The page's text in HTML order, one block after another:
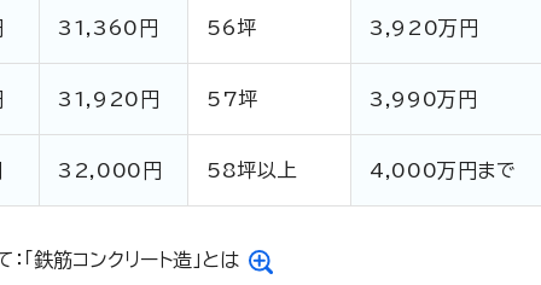
31,360円 56坪 3,920万円
31,920円 57坪 3,990万円
32,000円 58坪以上 4,000万円まで
「鉄筋コンクリート造」とは